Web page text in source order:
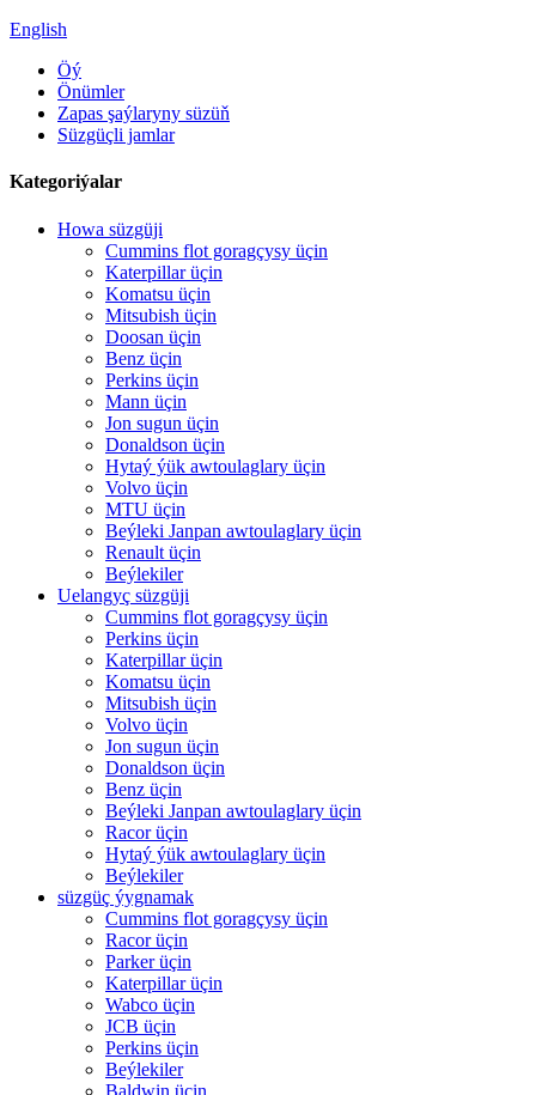
English
Öý
Önümler
Zapas şaýlaryny süzüň
Süzgüçli jamlar
Kategoriýalar
Howa süzgüji
Cummins flot goragçysy üçin
Katerpillar üçin
Komatsu üçin
Mitsubish üçin
Doosan üçin
Benz üçin
Perkins üçin
Mann üçin
Jon sugun üçin
Donaldson üçin
Hytaý ýük awtoulaglary üçin
Volvo üçin
MTU üçin
Beýleki Janpan awtoulaglary üçin
Renault üçin
Beýlekiler
Uelangyç süzgüji
Cummins flot goragçysy üçin
Perkins üçin
Katerpillar üçin
Komatsu üçin
Mitsubish üçin
Volvo üçin
Jon sugun üçin
Donaldson üçin
Benz üçin
Beýleki Janpan awtoulaglary üçin
Racor üçin
Hytaý ýük awtoulaglary üçin
Beýlekiler
süzgüç ýygnamak
Cummins flot goragçysy üçin
Racor üçin
Parker üçin
Katerpillar üçin
Wabco üçin
JCB üçin
Perkins üçin
Beýlekiler
Baldwin üçin